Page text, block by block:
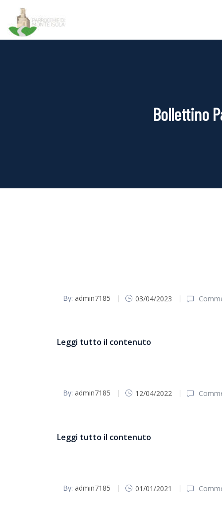
Bollettino
By: admin7185 03/04/2023
Leggi tutto il contenuto
By: admin7185 12/04/2022
Leggi tutto il contenuto
By: admin7185 01/01/2021